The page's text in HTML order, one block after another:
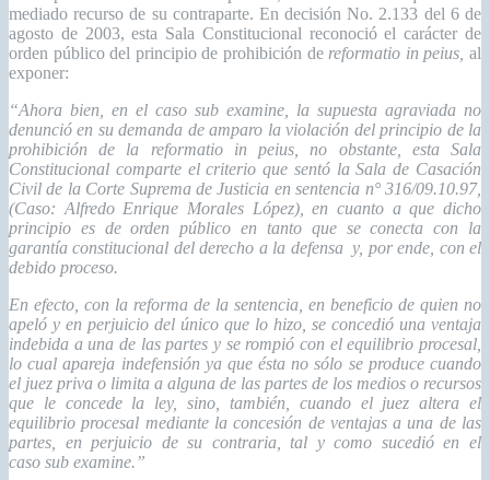
mediado recurso de su contraparte. En decisión No. 2.133 del 6 de
agosto de 2003, esta Sala Constitucional reconoció el carácter de
orden público del principio de prohibición de reformatio in peius,al
exponer:
“Ahora bien, en el caso sub examine, la supuesta agraviada no
denunció en su demanda de amparo la violación del principio de la
prohibición de la reformatio in peius, no obstante, esta Sala
Constitucional comparte el criterio que sentó la Sala de Casación
Civil de la Corte Suprema de Justicia en sentencia n° 316/09.10.97,
(Caso: Alfredo Enrique Morales López), en cuanto a que dicho
principio es de orden público en tanto que se conecta con la
garantía constitucional del derecho a la defensa y, por ende, con el
debido proceso.
En efecto, con la reforma de la sentencia, en beneficio de quien no
apeló y en perjuicio del único que lo hizo, se concedió una ventaja
indebida a una de las partes y se rompió con el equilibrio procesal,
lo cual apareja indefensión ya que ésta no sólo se produce cuando
el juez priva o limita a alguna de las partes de los medios o recursos
que le concede la ley, sino, también, cuando el juez altera el
equilibrio procesal mediante la concesión de ventajas a una de las
partes, en perjuicio de su contraria, tal y como sucedió en el
caso sub examine.”